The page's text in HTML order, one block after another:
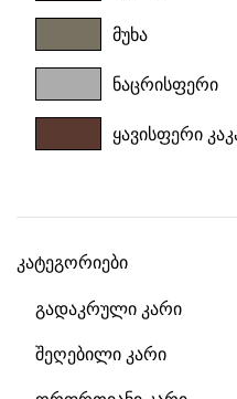
მუხა
ნაცრისფერი
ყავისფერი
კატეგორიები
გადაკრული კარი
შეღებილი კარი